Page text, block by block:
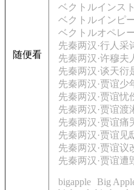
随便看
ベクトルインス
ベクトルインピ
ベクトルオペレ
先秦两汉·行人采
先秦两汉·许穆夫
先秦两汉·谈天衍
先秦两汉·贾谊少
先秦两汉·贾谊忧
先秦两汉·贾谊渡
先秦两汉·贾谊痛
先秦两汉·贾谊见
先秦两汉·贾谊议
先秦两汉·贾谊遭
bigapple
Big